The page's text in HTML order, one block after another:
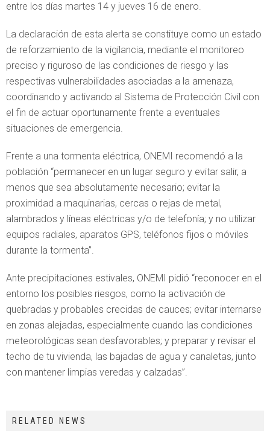
entre los días martes 14 y jueves 16 de enero.
La declaración de esta alerta se constituye como un estado
de reforzamiento de la vigilancia, mediante el monitoreo
preciso y riguroso de las condiciones de riesgo y las
respectivas vulnerabilidades asociadas a la amenaza,
coordinando y activando al Sistema de Protección Civil con
el fin de actuar oportunamente frente a eventuales
situaciones de emergencia.
Frente a una tormenta eléctrica, ONEMI recomendó a la
población “permanecer en un lugar seguro y evitar salir, a
menos que sea absolutamente necesario; evitar la
proximidad a maquinarias, cercas o rejas de metal,
alambrados y líneas eléctricas y/o de telefonía; y no utilizar
equipos radiales, aparatos GPS, teléfonos fijos o móviles
durante la tormenta”.
Ante precipitaciones estivales, ONEMI pidió “reconocer en el
entorno los posibles riesgos, como la activación de
quebradas y probables crecidas de cauces; evitar internarse
en zonas alejadas, especialmente cuando las condiciones
meteorológicas sean desfavorables; y preparar y revisar el
techo de tu vivienda, las bajadas de agua y canaletas, junto
con mantener limpias veredas y calzadas”.
RELATED NEWS